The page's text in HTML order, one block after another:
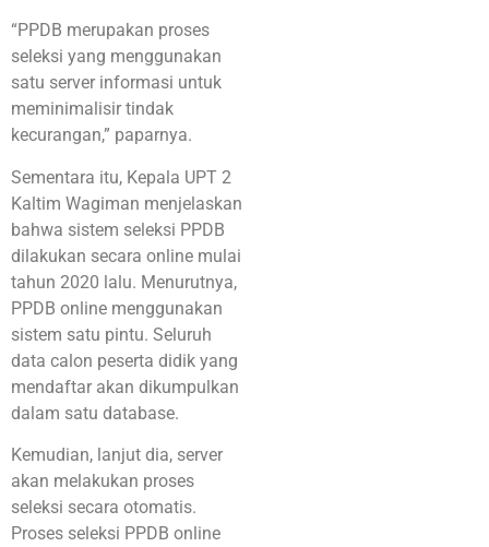
“PPDB merupakan proses
seleksi yang menggunakan
satu server informasi untuk
meminimalisir tindak
kecurangan,” paparnya.
Sementara itu, Kepala UPT 2
Kaltim Wagiman menjelaskan
bahwa sistem seleksi PPDB
dilakukan secara online mulai
tahun 2020 lalu. Menurutnya,
PPDB online menggunakan
sistem satu pintu. Seluruh
data calon peserta didik yang
mendaftar akan dikumpulkan
dalam satu database.
Kemudian, lanjut dia, server
akan melakukan proses
seleksi secara otomatis.
Proses seleksi PPDB online